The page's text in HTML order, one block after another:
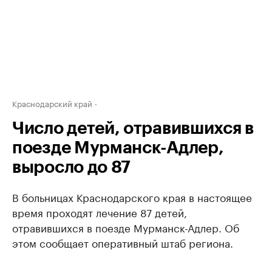
Краснодарский край
Число детей, отравившихся в
поезде Мурманск-Адлер,
выросло до 87
В больницах Краснодарского края в настоящее
время проходят лечение 87 детей,
отравившихся в поезде Мурманск-Адлер. Об
этом сообщает оперативный штаб региона.